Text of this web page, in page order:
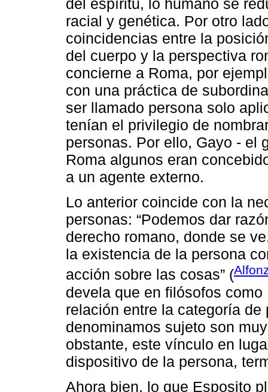
del espíritu, lo humano se
racial y genética. Por otro
coincidencias entre la
del cuerpo y la perspectiva
concierne a Roma, por
con una práctica de
ser llamado persona solo
tenían el privilegio de
personas. Por ello, Gayo - el
Roma algunos eran
a un agente externo.
Lo anterior coincide con la
personas: “Podemos dar
derecho romano, donde se
la existencia de la persona
acción sobre las cosas” (
devela que en filósofos
relación entre la categoría
denominamos sujeto son
obstante, este vínculo en
dispositivo de la persona,
Ahora bien, lo que Esposito